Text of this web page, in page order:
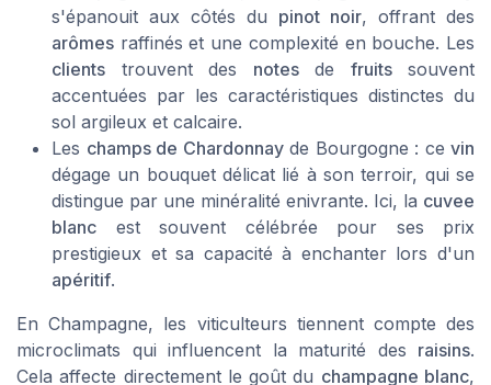
s'épanouit aux côtés du pinot noir, offrant des
arômes raffinés et une complexité en bouche. Les
clients trouvent des notesde fruitssouvent
accentuées par les caractéristiques distinctes du
sol argileux et calcaire.
Les champs de Chardonnayde Bourgogne : ce vin
dégage un bouquet délicat lié à son terroir, qui se
distingue par une minéralité enivrante. Ici, la cuvee
blanc est souvent célébrée pour ses prix
prestigieux et sa capacité à enchanter lors d'un
apéritif.
En Champagne, les viticulteurs tiennent compte des
microclimats qui influencent la maturité des raisins.
Cela affecte directement le goût du champagne blanc,